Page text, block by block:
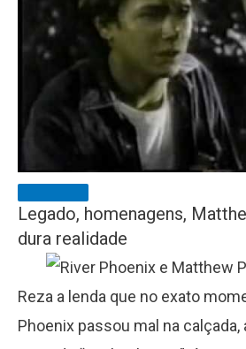
Legado, homenagens,
dura realidade
Reza a lenda que no exato
Phoenix passou mal na calçada,